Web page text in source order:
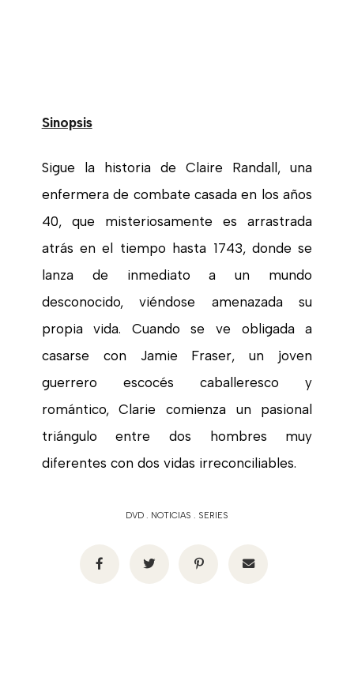
Sinopsis
Sigue la historia de Claire Randall, una
enfermera de combate casada en los años
40, que misteriosamente es arrastrada
atrás en el tiempo hasta 1743, donde se
lanza de inmediato a un mundo
desconocido, viéndose amenazada su
propia vida. Cuando se ve obligada a
casarse con Jamie Fraser, un joven
guerrero escocés caballeresco y
romántico, Clarie comienza un pasional
triángulo entre dos hombres muy
diferentes con dos vidas irreconciliables.
DVD. NOTICIAS . SERIES